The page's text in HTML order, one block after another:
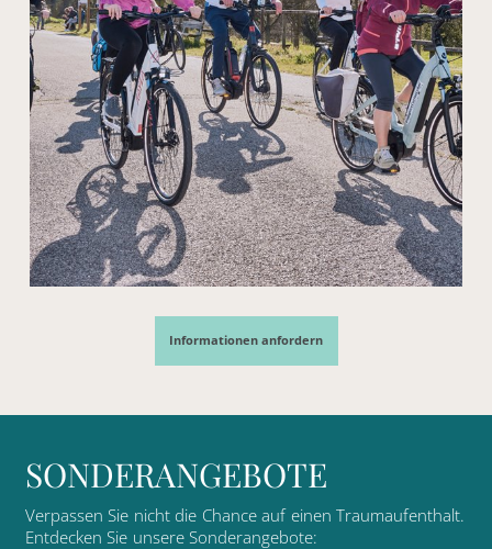
Informationen anfordern
SONDERANGEBOTE
Verpassen Sie nicht die Chance auf einen Traumaufenthalt.
Entdecken Sie unsere Sonderangebote: